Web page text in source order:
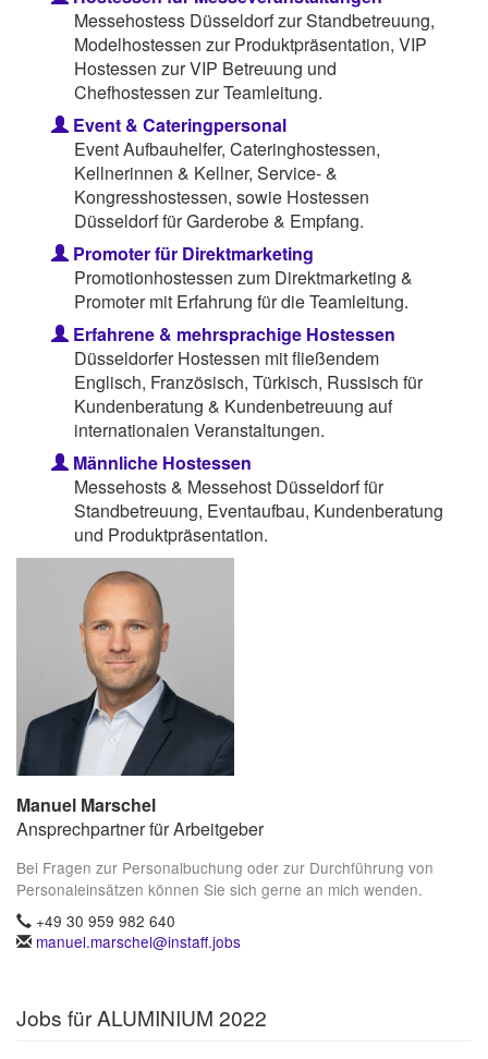
Messehostess Düsseldorf zur Standbetreuung,
Modelhostessen zur Produktpräsentation, VIP
Hostessen zur VIP Betreuung und
Chefhostessen zur Teamleitung.
Event & Cateringpersonal
Event Aufbauhelfer, Cateringhostessen,
Kellnerinnen & Kellner, Service- &
Kongresshostessen, sowie Hostessen
Düsseldorf für Garderobe & Empfang.
Promoter für Direktmarketing
Promotionhostessen zum Direktmarketing &
Promoter mit Erfahrung für die Teamleitung.
Erfahrene & mehrsprachige Hostessen
Düsseldorfer Hostessen mit fließendem
Englisch, Französisch, Türkisch, Russisch für
Kundenberatung & Kundenbetreuung auf
internationalen Veranstaltungen.
Männliche Hostessen
Messehosts & Messehost Düsseldorf für
Standbetreuung, Eventaufbau, Kundenberatung
und Produktpräsentation.
Manuel Marschel
Ansprechpartner für Arbeitgeber
Bei Fragen zur Personalbuchung oder zur Durchführung von
Personaleinsätzen können Sie sich gerne an mich wenden.
+49 30 959 982 640
manuel.marschel@instaff.jobs
Jobs für ALUMINIUM 2022